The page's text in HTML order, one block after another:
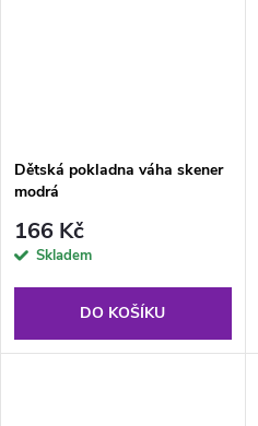
Dětská pokladna váha skener
modrá
166 Kč
Skladem
DO KOŠÍKU